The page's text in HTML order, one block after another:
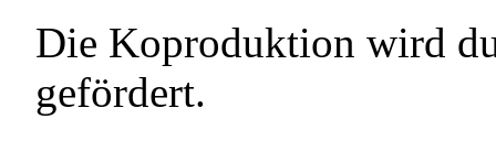
Die Koproduktion wird
gefördert.